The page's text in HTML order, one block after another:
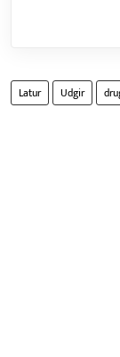
Latur Udgir